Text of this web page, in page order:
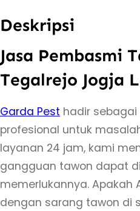
s
J
a
s
a
e
b
a
Deskripsi
Jasa Pembasmi
Tegalrejo Jogja
Garda Pest hadir
profesional untuk
layanan 24 jam, kami
gangguan tawon dapat
memerlukannya. Apakah
dengan sarang tawon di